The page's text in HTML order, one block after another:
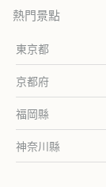
熱門景點
東京都
京都府
福岡縣
神奈川縣